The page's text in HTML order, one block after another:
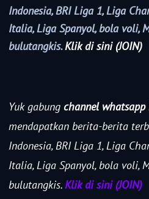
Indonesia, BRI Liga 1, Liga
Italia, Liga Spanyol, bola voli,
bulutangkis.Klik di sini (JOIN)
Yuk gabung channel whatsapp
mendapatkan berita-berita
Indonesia, BRI Liga 1, Liga
Italia, Liga Spanyol, bola voli,
bulutangkis.Klik di sini (JOIN)